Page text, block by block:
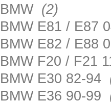
BMW (2)
BMW E81 / E87
BMW E82 / E88
BMW F20 / F21
BMW E30 82-94
BMW E36 90-99